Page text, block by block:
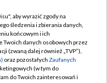
TVP
aby wyrazić zgody na
śledzenia i zbierania danych,
końcowym i ich
danych osobowych przez
(zwaną dalej również „TVP”),
oraz pozostałych Zaufanych
(w tym do
do Twoich zainteresowań i